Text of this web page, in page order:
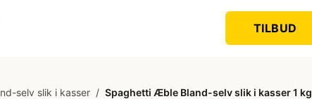
TILBUD
selv slik i kasser / Spaghetti Æble Bland-selv slik i kasser 1 kg